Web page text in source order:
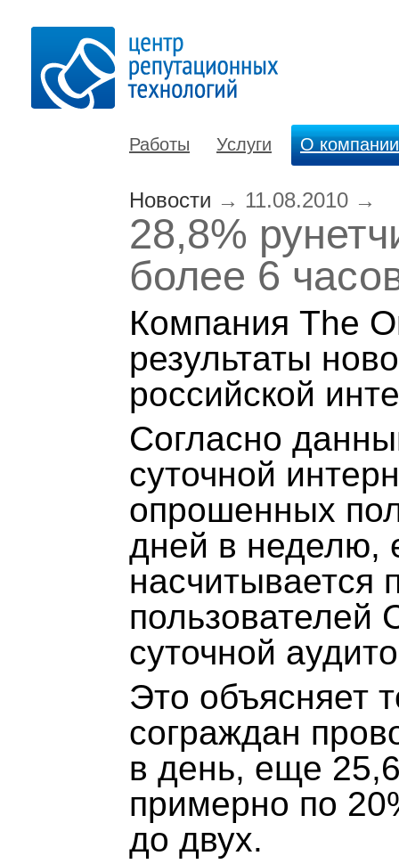
Работы Услуги О компании
Новости → 11.08.2010 →
28,8%
более 6
Компания The
результаты
российской
Согласно
суточной
опрошенных
дней в неделю,
пользователей
суточной
Это объясняет
сограждан
в день, еще
примерно по
до двух.